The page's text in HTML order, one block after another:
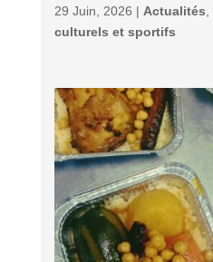
29 Juin, 2026 | Actualités,
culturels et sportifs